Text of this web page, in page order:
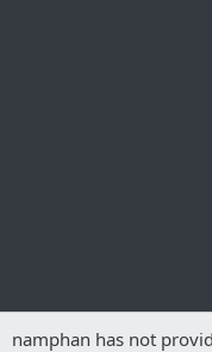
namphan has not